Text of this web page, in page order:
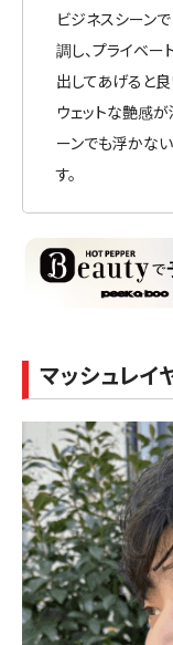
ビジネスシーン
調し、プライベー
出してあげると良
ウェットな艶感
ーンでも浮かな
す。
マッシュレイ